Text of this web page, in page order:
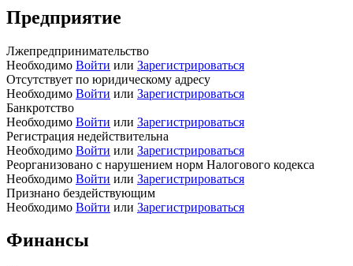
Предприятие
Лжепредпринимательство
Необходимо Войти или Зарегистрироваться
Отсутствует по юридическому адресу
Необходимо Войти или Зарегистрироваться
Банкротство
Необходимо Войти или Зарегистрироваться
Регистрация недействительна
Необходимо Войти или Зарегистрироваться
Реорганизовано с нарушением норм Налогового кодекса
Необходимо Войти или Зарегистрироваться
Признано бездействующим
Необходимо Войти или Зарегистрироваться
Финансы